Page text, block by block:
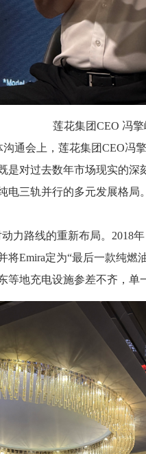
莲花集团CEO 冯擎
通会上，莲花集团CEO冯
是对过去数年市场现实的
三轨并行的多元发展格局。
力路线的重新布局。2018
将Emira定为“最后一款纯
地充电设施参差不齐，单